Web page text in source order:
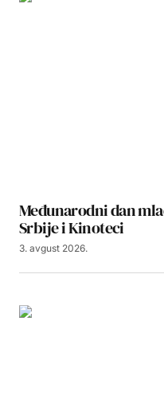
Međunarodni dan
Srbije i Kinoteci
3. avgust 2026.